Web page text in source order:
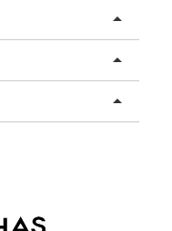
arrow_drop_up
arrow_drop_up
arrow_drop_up